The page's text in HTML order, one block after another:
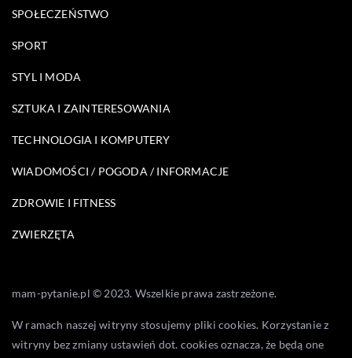
SPOŁECZEŃSTWO
SPORT
STYL I MODA
SZTUKA I ZAINTERESOWANIA
TECHNOLOGIA I KOMPUTERY
WIADOMOŚCI / POGODA / INFORMACJE
ZDROWIE I FITNESS
ZWIERZĘTA
mam-pytanie.pl © 2023. Wszelkie prawa zastrzeżone.
W ramach naszej witryny stosujemy pliki cookies. Korzystanie z
witryny bez zmiany ustawień dot. cookies oznacza, że będą one